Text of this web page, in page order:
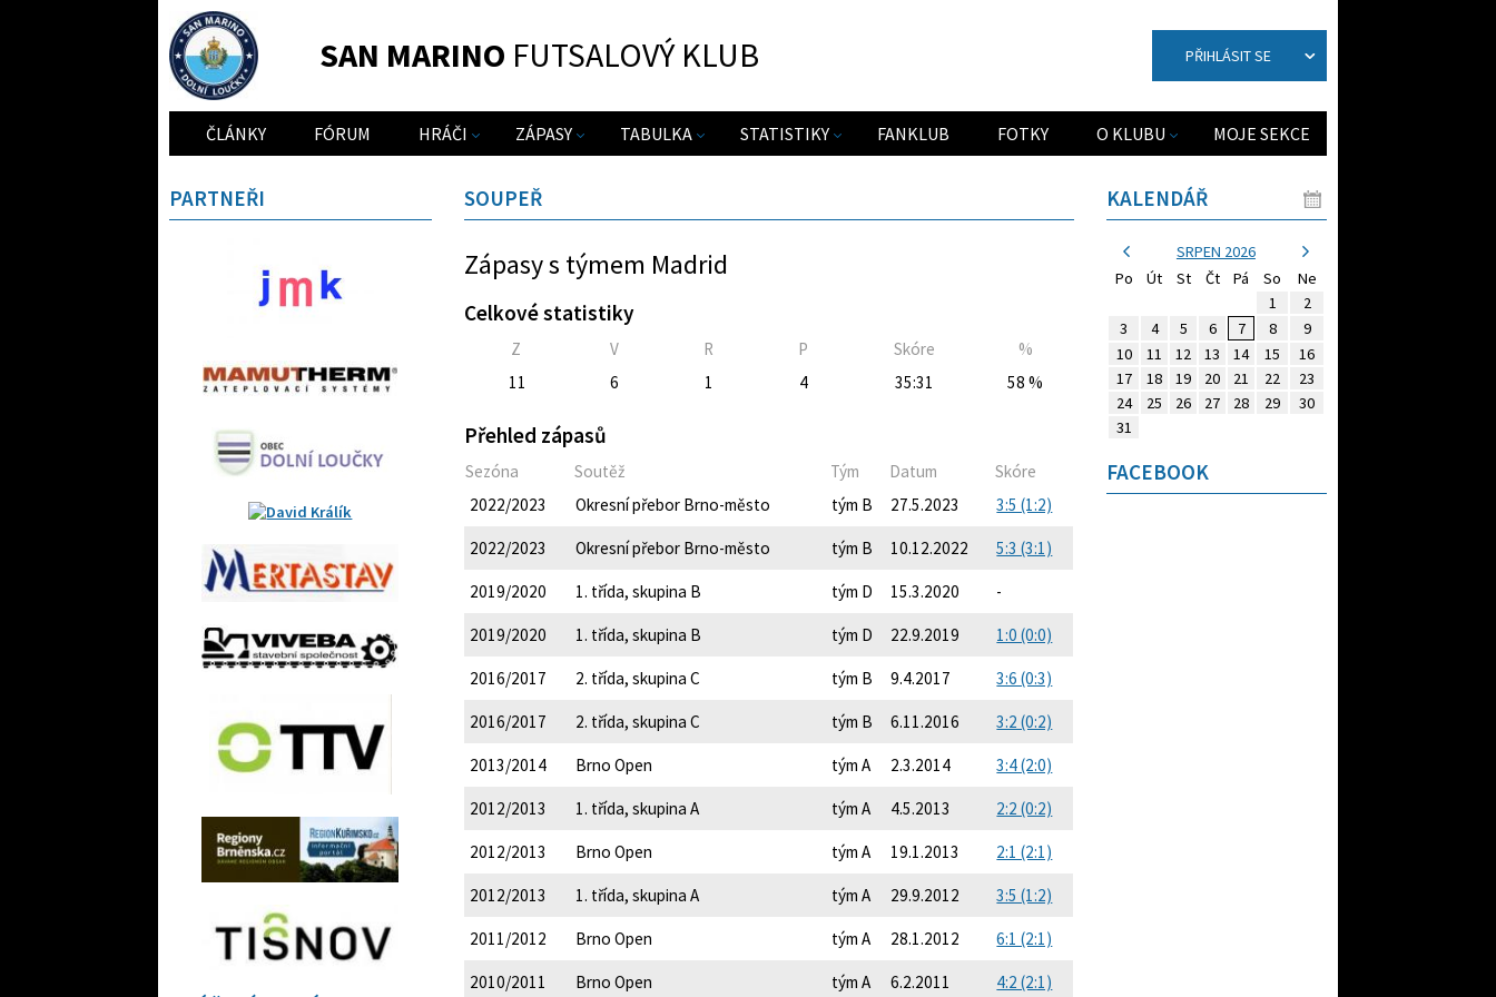
SAN MARINO FUTSALOVÝ KLUB PŘIHLÁSIT SE
ČLÁNKY FÓRUM HRÁČI ZÁPASY TABULKA STATISTIKY FANKLUB FOTKY O KLUBU MOJE SEKCE
SOUPEŘ
Zápasy s týmem Madrid
Celkové statistiky
Z V R P Skóre
%
11
6 1 4 35:31 58 %
Přehled zápasů
Sezóna Soutěž Tým Datum
Skóre
2022/2023
Okresní přebor Brno-město tým B 27.5.2023 3:5 (1:2)
2022/2023 Okresní přebor Brno-město tým B 10.12.2022 5:3 (3:1)
2019/2020 1. třída, skupina B tým D 15.3.2020 -
2019/2020 1. třída, skupina B tým D 22.9.2019 1:0 (0:0)
2016/2017 2. třída, skupina C tým B 9.4.2017 3:6 (0:3)
2016/2017 2. třída, skupina C tým B 6.11.2016 3:2 (0:2)
2013/2014 Brno Open tým A 2.3.2014 3:4 (2:0)
2012/2013 1. třída, skupina A tým A 4.5.2013 2:2 (0:2)
2012/2013 Brno Open tým A 19.1.2013 2:1 (2:1)
2012/2013 1. třída, skupina A tým A 29.9.2012 3:5 (1:2)
2011/2012 Brno Open tým A 28.1.2012 6:1 (2:1)
2010/2011 Brno Open tým A 6.2.2011 4:2 (2:1)
PARTNEŘI KALENDÁŘ
SRPEN 2026
Po
Út St Čt Pá So
Ne
1
2
3
4 5 6 7 8
9
10
11 12 13 14 15
16
17
18 19 20 21 22
23
24
25 26 27 28 29
30
31
FACEBOOK